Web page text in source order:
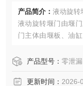
产品简介： 液动旋转
液动旋转堰门由堰
门主体由堰板、油
转轴回转
产品型号： 零泄漏
更新时间： 2026-